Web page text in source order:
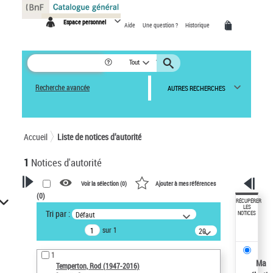
Espace personnel Aide Une question ? Historique
Tout
Recherche avancée AUTRES RECHERCHES
Accueil Liste de notices d’autorité
1 Notices d'autorité
VOTRE RECHERCHE
Recherche avancée dans les
notices d’autorité
Œuvres liées à l'auteur :
Temperton, Rod (1947-2016)
Voir la sélection (0) Ajouter à mes références
(0)
Tri par : Défaut
sur 1
20
résultats/page
1
Temperton, Rod (1947-2016)
RÉCUPÉRER
LES
NOTICES
Ma
Panneau de gestion des cookies